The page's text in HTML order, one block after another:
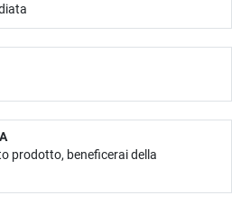
prodotto, beneficerai della